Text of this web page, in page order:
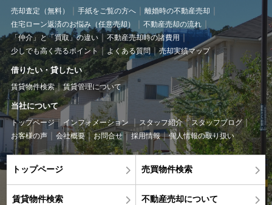
売却査定（無料） 手紙をご覧の方へ
離婚時の不動産売却
住宅ローン返済のお悩み（任意売却）
不動産売却の流れ
「仲介」と「買取」の違い
不動産売却時の諸費用
少しでも高く売るポイント
よくある質問 売却実績マップ
借りたい・貸したい
賃貸物件検索 賃貸管理について
当社について
トップページ インフォメーション スタッフ紹介
スタッフブログ
お客様の声
会社概要 お問合せ 採用情報 個人情報の取り扱い
トップページ 売買物件検索
賃貸物件検索 不動産売却について